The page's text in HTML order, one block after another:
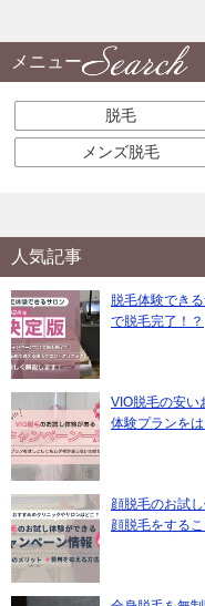
メニュー
脱毛
メンズ脱毛
人気記事
脱毛体験でき
で脱毛完了！？
VIO脱毛の安い
体験プランを
顔脱毛のお試
顔脱毛をする